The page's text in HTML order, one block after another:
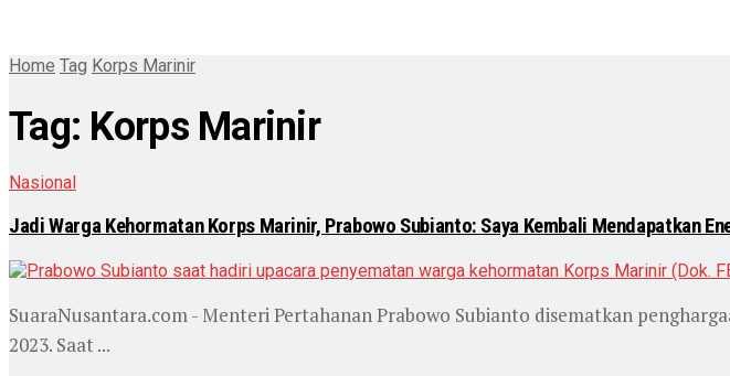
Home Tag Korps Marinir
Tag: Korps Marinir
Nasional
Jadi Warga Kehormatan Korps Marinir, Prabowo Subianto: Saya Kembali Mendapatkan
SuaraNusantara.com - Menteri Pertahanan Prabowo Subianto disematkan
2023. Saat ...